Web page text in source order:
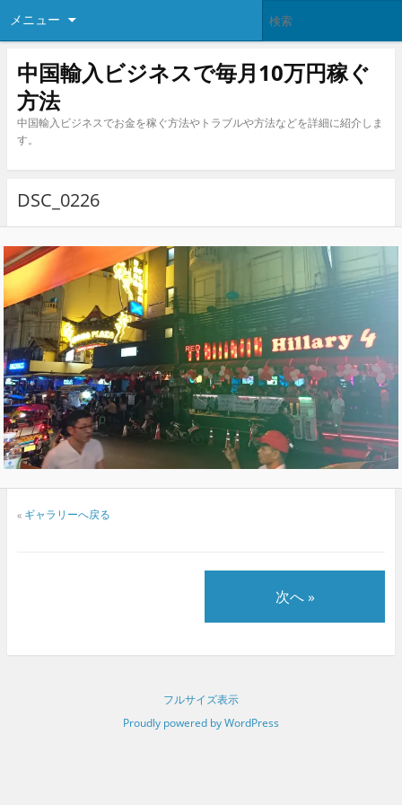
メニュー
中国輸入ビジネスで毎月10万円稼ぐ
方法
中国輸入ビジネスでお金を稼ぐ方法やトラブルや方法などを詳細に紹介しま
す。
DSC_0226
« ギャラリーへ戻る
次へ »
フルサイズ表示
Proudly powered by WordPress